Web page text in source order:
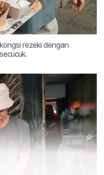
rezeki dengan